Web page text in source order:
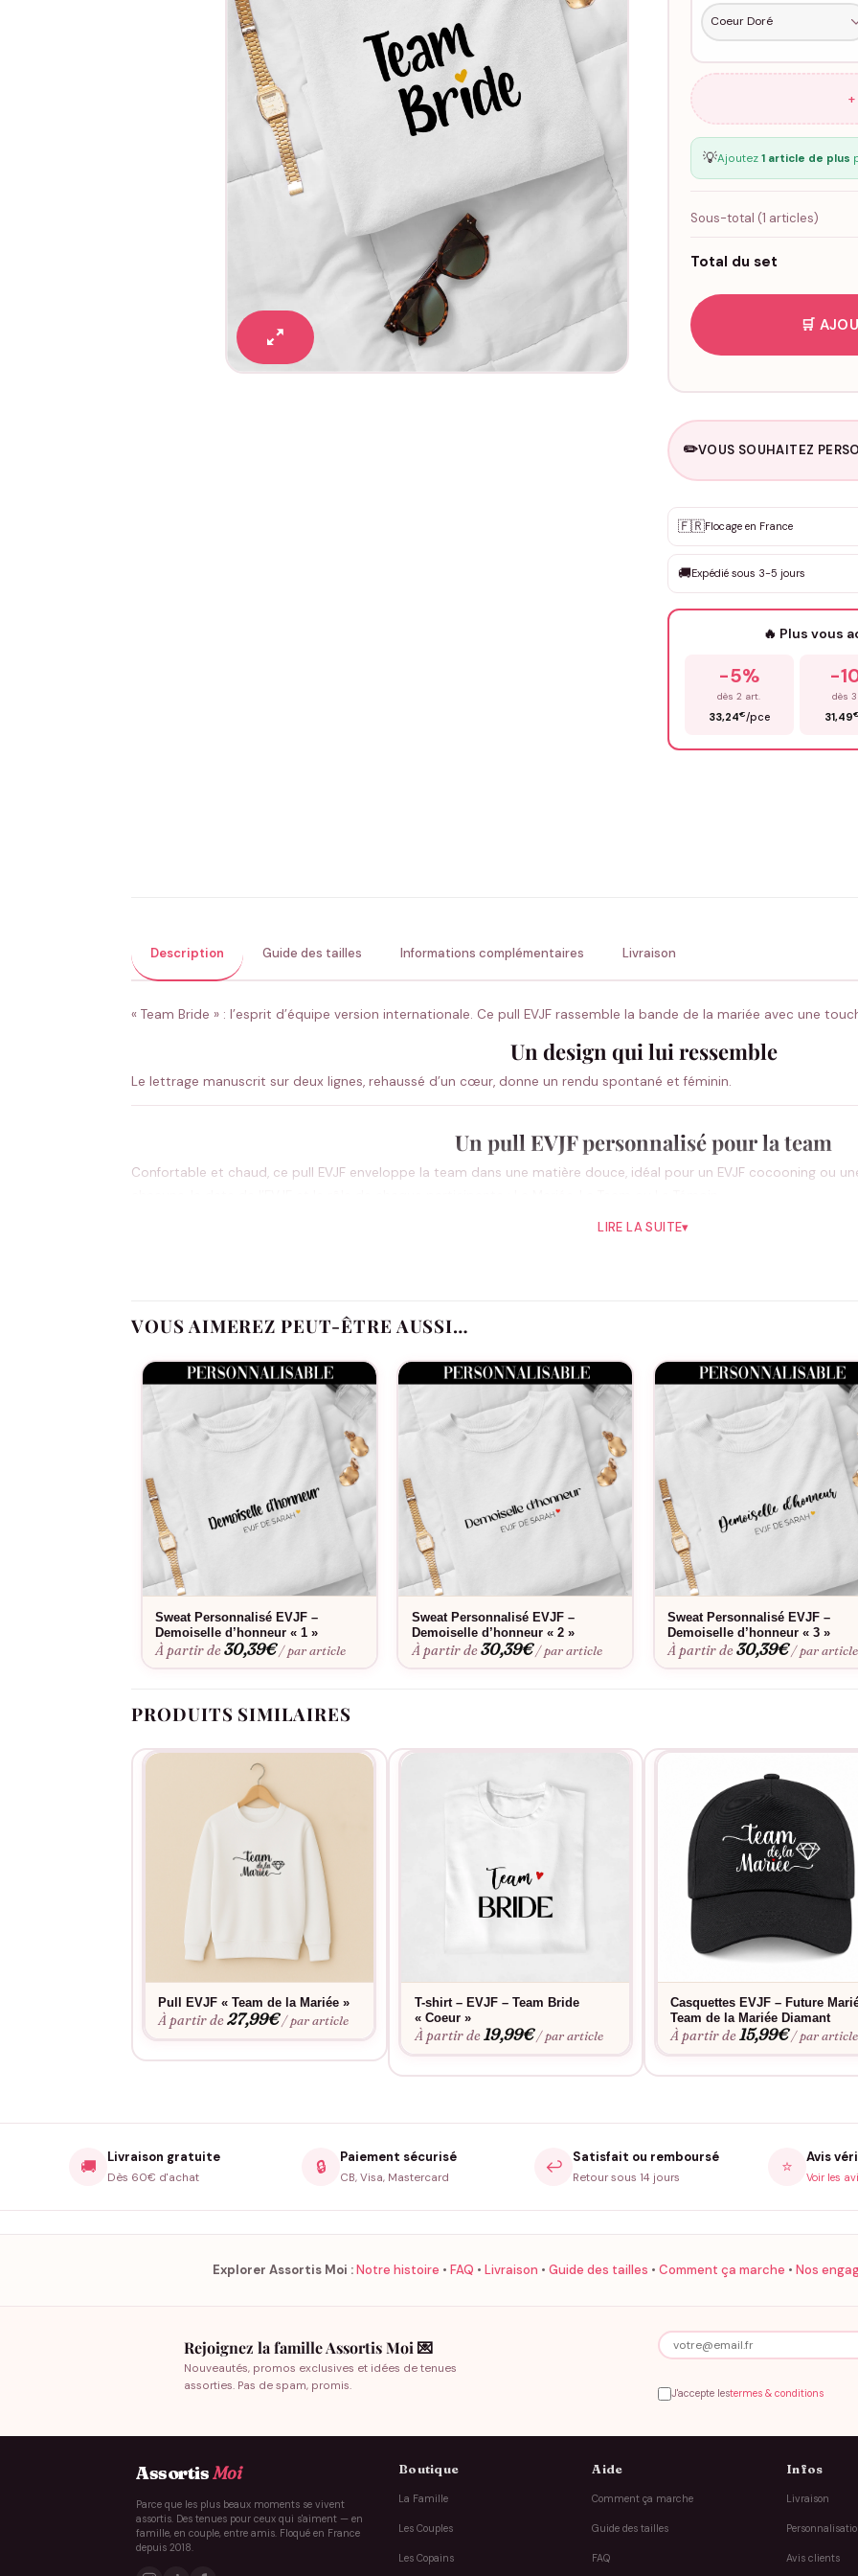
💡Ajoutez 1 article de plus
Sous-total (1 articles)
Total du set
🛒
✏️VOUS SOUHAITEZ
✨ Personnalisation sur
Que souhaitez-vous ?
🇫🇷Flocage en France
🚚Expédié sous 3-5 jours
🔥 Plus vous
-5%
dès 2 art.
33,24€/pce
-
dès
31,49
Description Guide des tailles Informations complémentaires Livraison
« Team Bride » : l’esprit d’équipe version internationale. Ce pull EVJF rassemble la bande de la mariée avec une
Un design qui lui ressemble
Le lettrage manuscrit sur deux lignes, rehaussé d’un cœur, donne un rendu spontané et féminin.
Un pull EVJF personnalisé pour la team
Confortable et chaud, ce pull EVJF enveloppe la team dans une matière douce, idéal pour un EVJF cocooning ou
Oui, dans notre atelier en France, à la commande.
Fabriqué à la commande, floqué en France.
LIRE LA SUITE▾
VOUS AIMEREZ PEUT-ÊTRE AUSSI…
Sweat Personnalisé EVJF –
Demoiselle d’honneur « 1 »
À partir de30,39€ / par article
Sweat Personnalisé EVJF –
Demoiselle d’honneur « 2 »
À partir de30,39€ / par article
Sweat Personnalisé EVJF –
Demoiselle d’honneur « 3 »
À partir de30,39€ / par article
PRODUITS SIMILAIRES
Pull EVJF « Team de la Mariée »
À partir de27,99€ / par article
T-shirt – EVJF – Team Bride
« Coeur »
À partir de19,99€ / par article
Casquettes EVJF – Future
Team de la Mariée Diamant
À partir de15,99€ / par article
🚚 Livraison gratuite
Dès 60€ d'achat
🔒 Paiement sécurisé
CB, Visa, Mastercard
↩️ Satisfait ou remboursé
Retour sous 14 jours
⭐ Avis
Voir les
Explorer Assortis Moi :Notre histoire • FAQ • Livraison • Guide des tailles • Comment ça marche • Nos
Rejoignez la famille Assortis Moi 💌
Nouveautés, promos exclusives et idées de tenues
assorties. Pas de spam, promis.
J'accepte lestermes & conditions
AssortisMoi
Parce que les plus beaux moments se vivent
assortis. Des tenues pour ceux qui s'aiment — en
famille, en couple, entre amis. Floqué en France
depuis 2018.
Boutique
La Famille
Les Couples
Les Copains
Aide
Comment ça marche
Guide des tailles
FAQ
Infos
Livraison
Avis clients